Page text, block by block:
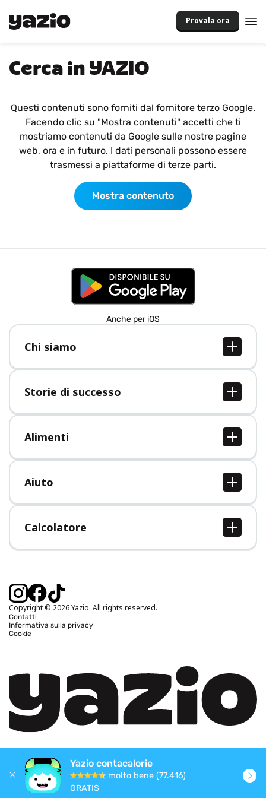
Provala ora
Cerca in YAZIO
Questi contenuti sono forniti dal fornitore terzo Google.
Facendo clic su "Mostra contenuti" accetti che ti
mostriamo contenuti da Google sulle nostre pagine
web, ora e in futuro. I dati personali possono essere
trasmessi a piattaforme di terze parti.
Mostra contenuto
Anche per iOS
Chi siamo
Chi siamo
Lavori
Stampa
Storie di successo
Tutte le storie di successo
Alimenti
Tutti i cibi
Aiuto
Centro assistenza
Calcolatore
Calcolo BMI (IMC)
Calcolo peso ideale
Calcolo calorie bruciate
Copyright © 2026 Yazio. All rights reserved.
Contatti
Informativa sulla privacy
Cookie
Yazio contacalorie
molto bene (77.416)
GRATIS